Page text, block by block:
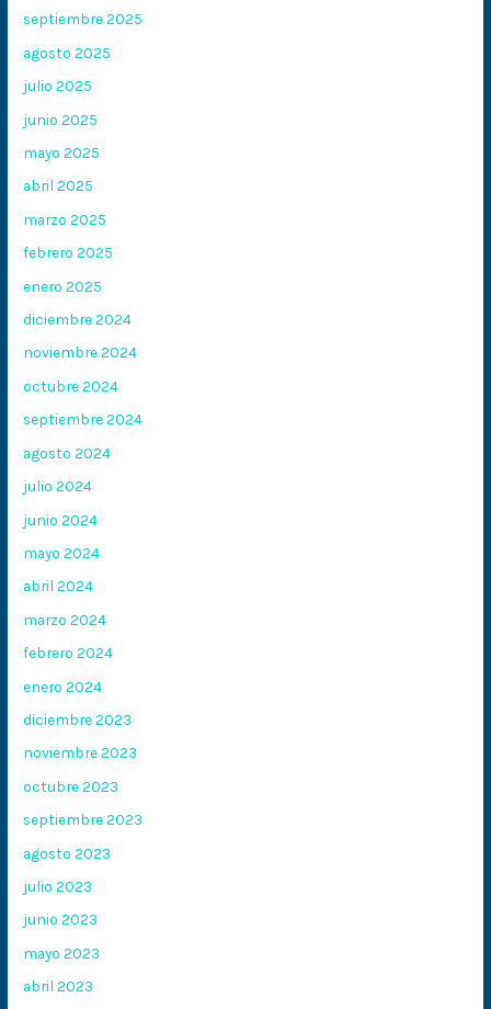
septiembre 2025
agosto 2025
julio 2025
junio 2025
mayo 2025
abril 2025
marzo 2025
febrero 2025
enero 2025
diciembre 2024
noviembre 2024
octubre 2024
septiembre 2024
agosto 2024
julio 2024
junio 2024
mayo 2024
abril 2024
marzo 2024
febrero 2024
enero 2024
diciembre 2023
noviembre 2023
octubre 2023
septiembre 2023
agosto 2023
julio 2023
junio 2023
mayo 2023
abril 2023